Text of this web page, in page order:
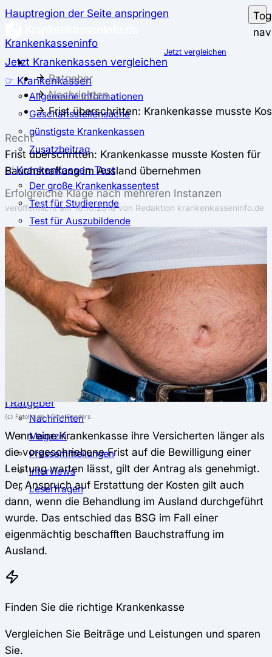
Hauptregion der Seite anspringen
Krankenkasseninfo
Jetzt Krankenkassen vergleichen
☞ Krankenkassen
Allgemeine Informationen
Geschäftsstellensuche
günstigste Krankenkassen
Zusatzbeitrag
✅ Krankenkassen Test
Der große Krankenkassentest
Test für Studierende
Test für Auszubildende
Test für Schwangere und junge Eltern
Test für Selbstständige
⚖️ Vergleich & Rechner
Krankenkassenvergleich
Krankenkassenrechner
↔ Wechsel
Krankenkassenwechsel
Musterkündigung
ℹ Ratgeber
Nachrichten
Magazin
Pressemitteilungen
Interviews
Leserfragen
Jetzt vergleichen
Ratgeber
Nachrichten
Frist überschritten: Krankenkasse musste
Recht
Frist überschritten: Krankenkasse musste Kosten für
Bauchstraffung im Ausland übernehmen
Erfolgreiche Klage nach mehreren Instanzen
veröffentlicht am16.10.2018von Redaktion krankenkasseninfo.de
Fettschürze
(c) Fotolia.de / Gina Sanders
Wenn eine Krankenkasse ihre Versicherten länger als
die vorgeschriebene Frist auf die Bewilligung einer
Leistung warten lässt, gilt der Antrag als genehmigt.
Der Anspruch auf Erstattung der Kosten gilt auch
dann, wenn die Behandlung im Ausland durchgeführt
wurde. Das entschied das BSG im Fall einer
eigenmächtig beschafften Bauchstraffung im
Ausland.
Finden Sie die richtige Krankenkasse
Vergleichen Sie Beiträge und Leistungen und sparen
Sie.